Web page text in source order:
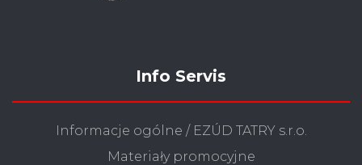
Info Servis
Informacje ogólne / EZÚD TATRY s.r.o.
Materiały promocyjne